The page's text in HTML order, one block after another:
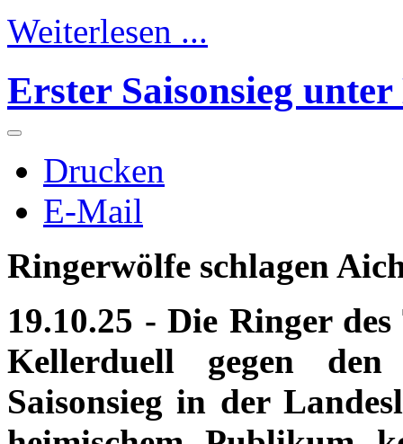
Weiterlesen ...
Erster Saisonsieg
Drucken
E-Mail
Ringerwölfe schlagen
19.10.25 - Die Ringer
Kellerduell gegen
Saisonsieg in der